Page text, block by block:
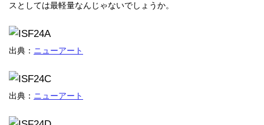
スとしては最軽量なんじゃないでしょうか。
出典： ニューアート
出典： ニューアート